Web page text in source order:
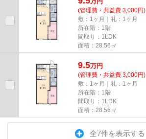
(管理費・共益費 3,000円)
敷：1ヶ月｜礼：1ヶ月
所在階：1階
間取り：1LDK
面積：28.56㎡
9.5万円
(管理費・共益費 3,000円)
敷：1ヶ月｜礼：1ヶ月
所在階：1階
間取り：1LDK
面積：28.56㎡
全7件を表示する